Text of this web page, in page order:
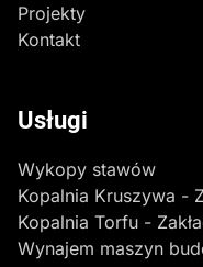
Projekty
Kontakt
Usługi
Wykopy stawów
Kopalnia Kruszywa -
Kopalnia Torfu -
Wynajem maszyn